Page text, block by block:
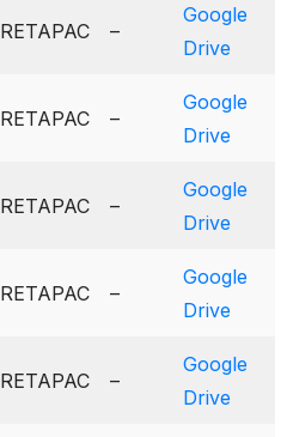
RETAPAC –
Google
Drive
RETAPAC –
Google
Drive
RETAPAC –
Google
Drive
RETAPAC –
Google
Drive
RETAPAC –
Google
Drive